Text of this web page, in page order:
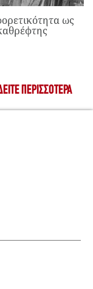
ως
ΠΕΡΙΣΣΌΤΕΡΑ